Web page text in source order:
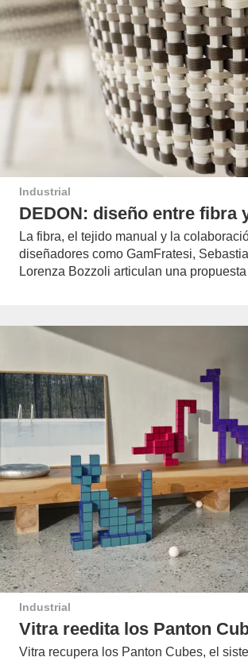
Industrial
DEDON: diseño entre fibra
La fibra, el tejido manual y la
diseñadores como GamFratesi,
Lorenza Bozzoli articulan una
Industrial
Vitra reedita los Panton
Vitra recupera los Panton Cubes, el